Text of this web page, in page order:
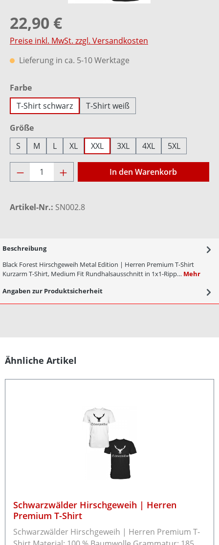
22,90 €
Preise inkl. MwSt. zzgl. Versandkosten
Lieferung in ca. 5-10 Werktage
Farbeauswählen
T-Shirt schwarz
T-Shirt weiß
Größeauswählen
S
M L XL XXL 3XL 4XL 5XL
Produkt Anzahl: Gib den gewünschten
In den Warenkorb
Artikel-Nr.: SN002.8
Beschreibung
Black Forest Hirschgeweih Metal Edition | Herren Premium T-Shirt
Kurzarm T-Shirt, Medium Fit Rundhalsausschnitt in 1x1-Ripp… Mehr
Angaben zur Produktsicherheit
Produktgalerie überspringen
Ähnliche Artikel
Schwarzwälder Hirschgeweih | Herren
Premium T-Shirt
Schwarzwälder Hirschgeweih | Herren Premium T-